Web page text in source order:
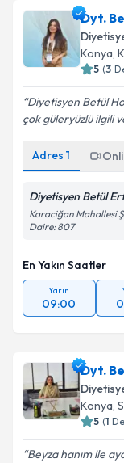
Dyt.
Konya,
5 (3
Diyetisyen Betül
çok güleryüzlü ilgili
Adres 1
Diyetisyen Betül
Karaciğan Mahallesi
Daire: 807
En Yakın Saatler
Yarın
09:00
Dyt.
Konya,
5 (1
Beyza hanım ile